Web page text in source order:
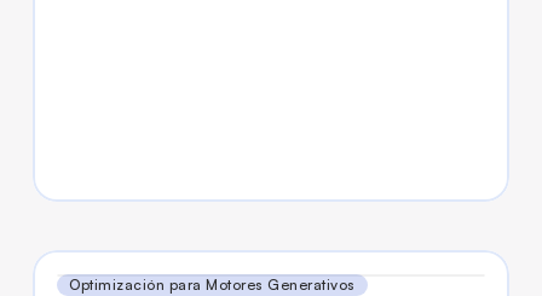
Optimización para Motores Generativos